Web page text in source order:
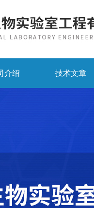
介绍 技术文章